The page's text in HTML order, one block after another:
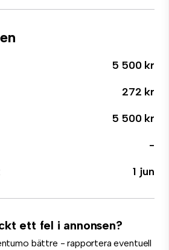
5 500 kr
272 kr
5 500 kr
-
1 jun
ett fel i annonsen?
bättre - rapportera eventuell